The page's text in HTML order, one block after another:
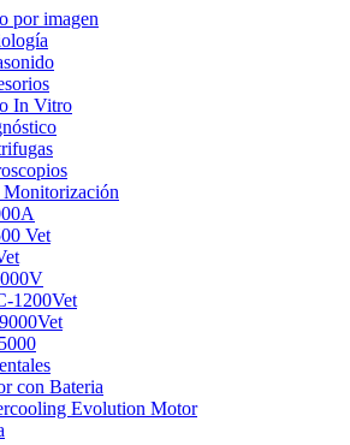
por imagen
In Vitro
Monitorización
Vet
1200Vet
con Bateria
Evolution Motor